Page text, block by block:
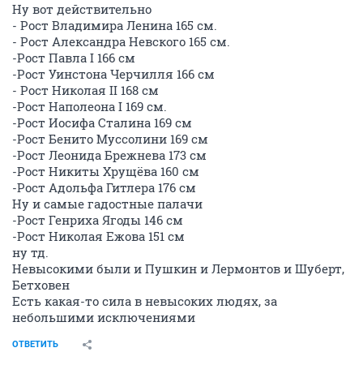
Ну вот действительно
- Рост Владимира Ленина 165 см.
- Рост Александра Невского 165 см.
-Рост Павла I 166 см
-Рост Уинстона Черчилля 166 см
- Рост Николая II 168 см
-Рост Наполеона I 169 см.
-Рост Иосифа Сталина 169 см
-Рост Бенито Муссолини 169 см
-Рост Леонида Брежнева 173 см
-Рост Никиты Хрущёва 160 см
-Рост Адольфа Гитлера 176 см
Ну и самые гадостные палачи
-Рост Генриха Ягоды 146 см
-Рост Николая Ежова 151 cм
ну тд.
Невысокими были и Пушкин и Лермонтов и Шуберт,
Бетховен
Есть какая-то сила в невысоких людях, за
небольшими исключениями
ОТВЕТИТЬ